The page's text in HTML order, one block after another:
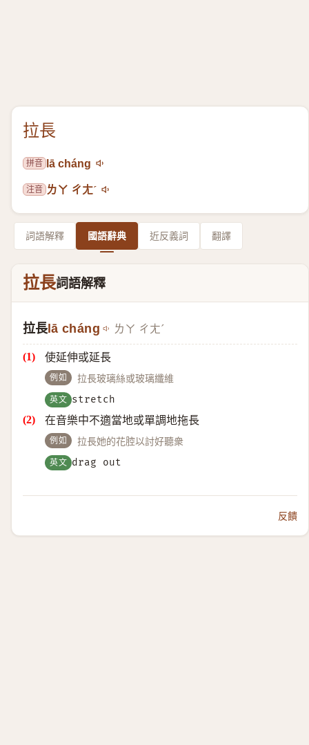
拉長
拼音 lā cháng
注音 ㄌㄚ ㄔㄤˊ
詞語解釋 國語辭典 近反義詞 翻譯
拉長詞語解釋
拉長lā cháng ㄌㄚ ㄔㄤˊ
使延伸或延長
例如 拉長玻璃絲或玻璃纖維
英文 stretch
在音樂中不適當地或單調地拖長
例如 拉長她的花腔以討好聽衆
英文 drag out
反饋